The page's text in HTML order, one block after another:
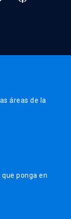
áreas de la
ponga en